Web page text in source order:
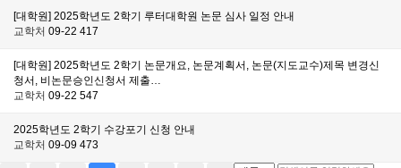
[대학원] 2025학년도 2학기 루터대학원 논문 심사 일정 안내
교학처 09-22 417
[대학원] 2025학년도 2학기 논문개요, 논문계획서, 논문(지도교수)제목 변경신
청서, 비논문승인신청서 제출…
교학처 09-22 547
2025학년도 2학기 수강포기 신청 안내
교학처 09-09 473